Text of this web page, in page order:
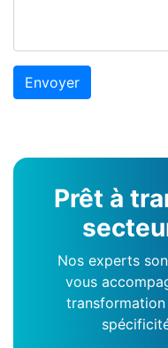
Prêt à
Nos experts
vous
transformation